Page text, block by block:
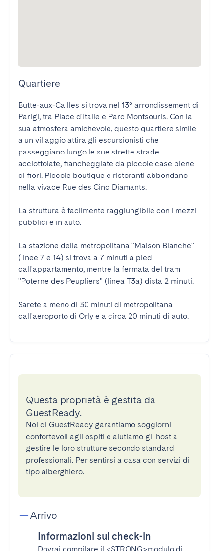
Quartiere
Butte-aux-Cailles si trova nel 13° arrondissement di
Parigi, tra Place d'Italie e Parc Montsouris. Con la
sua atmosfera amichevole, questo quartiere simile
a un villaggio attira gli escursionisti che
passeggiano lungo le sue strette strade
acciottolate, fiancheggiate da piccole case piene
di fiori. Piccole boutique e ristoranti abbondano
nella vivace Rue des Cinq Diamants.
La struttura è facilmente raggiungibile con i mezzi
pubblici e in auto.
La stazione della metropolitana "Maison Blanche"
(linee 7 e 14) si trova a 7 minuti a piedi
dall'appartamento, mentre la fermata del tram
"Poterne des Peupliers" (linea T3a) dista 2 minuti.
Sarete a meno di 30 minuti di metropolitana
dall'aeroporto di Orly e a circa 20 minuti di auto.
Questa proprietà è gestita da
GuestReady.
Noi di GuestReady garantiamo soggiorni
confortevoli agli ospiti e aiutiamo gli host a
gestire le loro strutture secondo standard
professionali. Per sentirsi a casa con servizi di
tipo alberghiero.
Arrivo
Informazioni sul check-in
Dovrai compilare il <STRONG>modulo di